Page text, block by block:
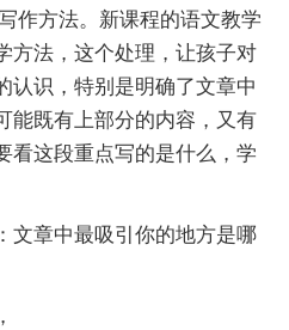
作方法。新课程的语文教学
方法，这个处理，让孩子对
认识，特别是明确了文章中
能既有上部分的内容，又有
看这段重点写的是什么，学
章中最吸引你的地方是哪